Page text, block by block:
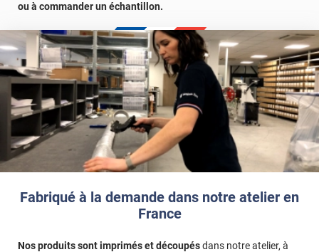
Fabriqué à la demande dans notre atelier en
France
Nos produits sont imprimés et découpésdans notre atelier, à
ou à commander un échantillon.